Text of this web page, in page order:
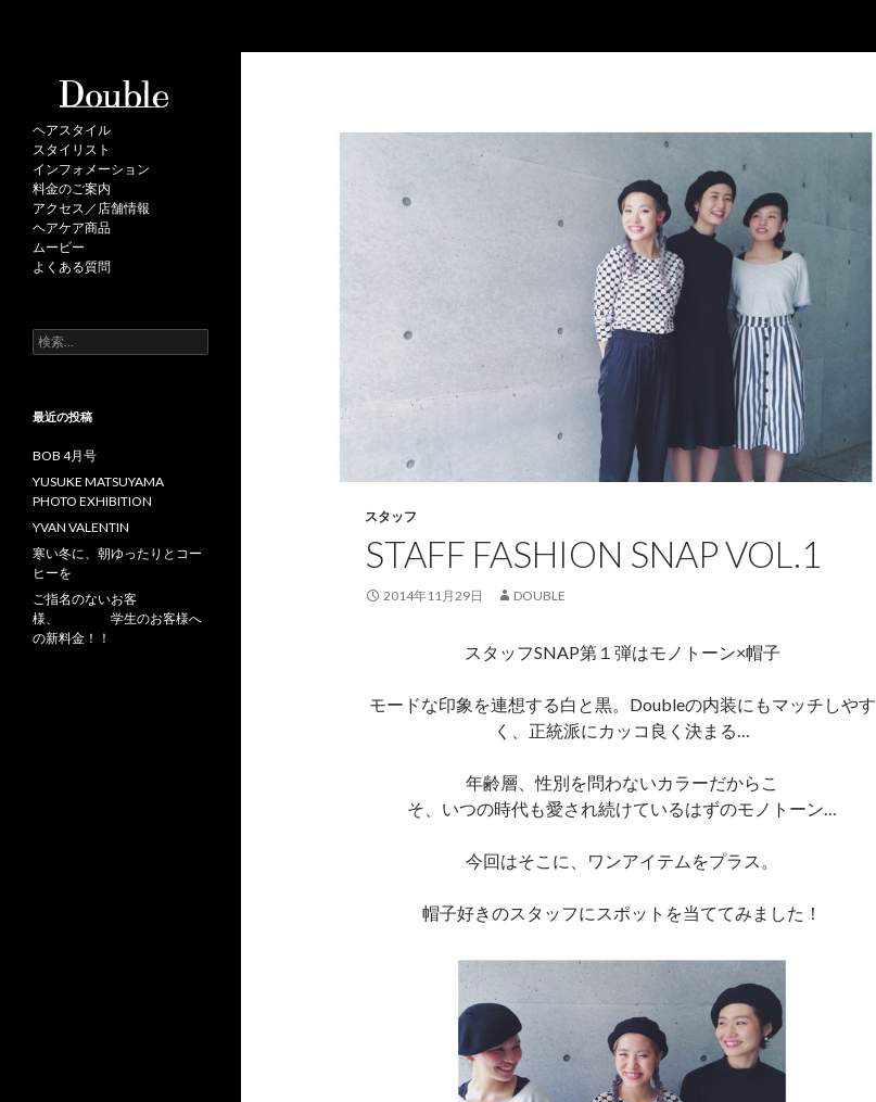
スタッフ
STAFF FASHION SNAP VOL.1
2014年11月29日 DOUBLE
スタッフSNAP第１弾はモノトーン×帽子
モードな印象を連想する白と黒。Doubleの内装にもマッチしやす
く、正統派にカッコ良く決まる…
年齢層、性別を問わないカラーだからこ
そ、いつの時代も愛され続けているはずのモノトーン…
今回はそこに、ワンアイテムをプラス。
帽子好きのスタッフにスポットを当ててみました！
ヘアスタイル
スタイリスト
インフォメーション
料金のご案内
アクセス／店舗情報
ヘアケア商品
ムービー
よくある質問
検
索
最近の投稿
BOB 4月号
YUSUKE MATSUYAMA
PHOTO EXHIBITION
YVAN VALENTIN
寒い冬に、朝ゆったりとコー
ヒーを
ご指名のないお客
様、 学生のお客様へ
の新料金！！